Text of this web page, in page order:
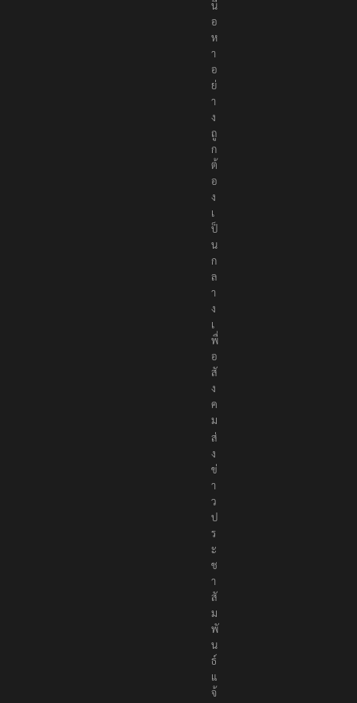
อ
เ
นื้
อ
ห
า
อ
ย่
า
ง
ถู
ก
ต้
อ
ง
เ
ป็
น
ก
ล
า
ง
เ
พื่
อ
สั
ง
ค
ม
ส่
ง
ข่
า
ว
ป
ร
ะ
ช
า
สั
ม
พั
น
ธ์